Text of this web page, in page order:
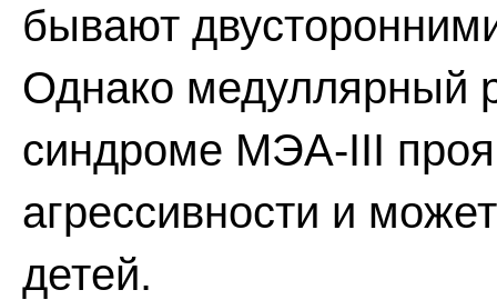
бывают
Однако медуллярный
синдроме МЭА-III
агрессивности и
детей.